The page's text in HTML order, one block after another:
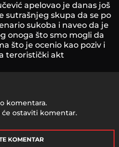
apelovao je danas još
sutrašnjeg skupa da se po
sukoba i naveo da je
onoga što smo mogli da
što je ocenio kao poziv i
teroristički akt
komentara.
ostaviti komentar.
KOMENTAR